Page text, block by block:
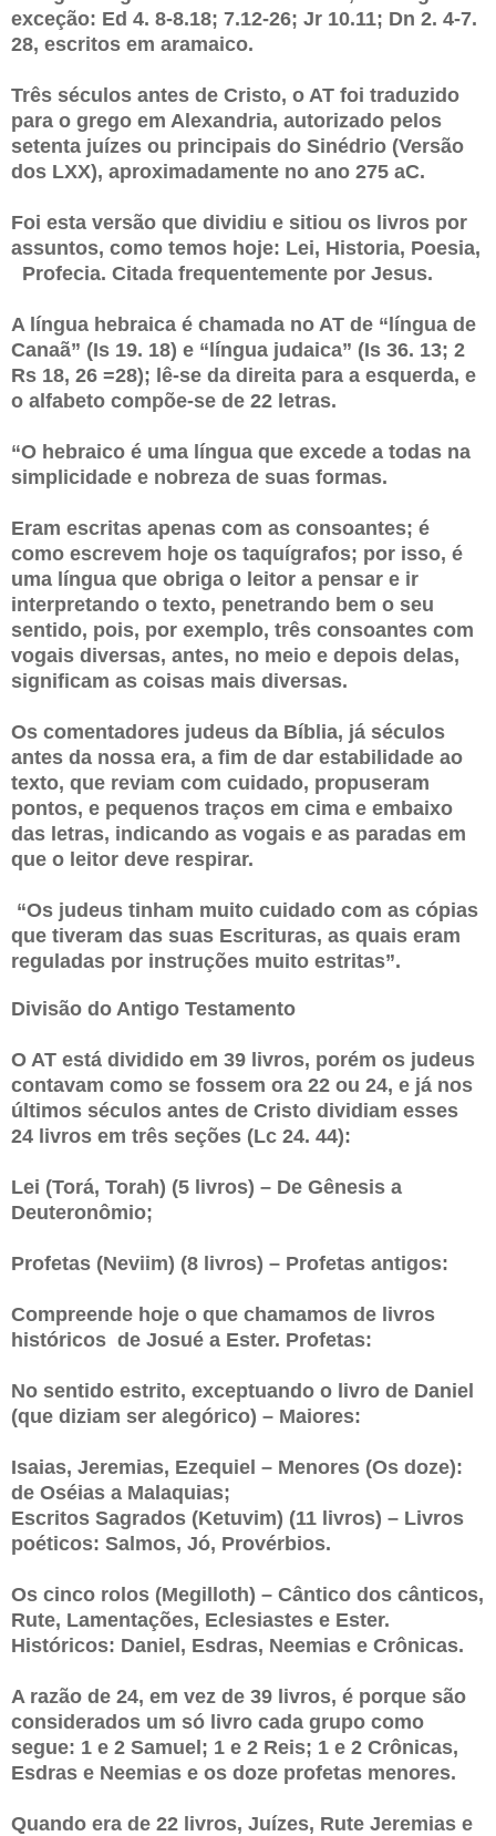
exceção: Ed 4. 8-8.18; 7.12-26; Jr 10.11; Dn 2. 4-7.
28, escritos em aramaico.
Três séculos antes de Cristo, o AT foi traduzido
para o grego em Alexandria, autorizado pelos
setenta juízes ou principais do Sinédrio (Versão
dos LXX), aproximadamente no ano 275 aC.
Foi esta versão que dividiu e sitiou os livros por
assuntos, como temos hoje: Lei, Historia, Poesia,
Profecia. Citada frequentemente por Jesus.
A língua hebraica é chamada no AT de “língua de
Canaã” (Is 19. 18) e “língua judaica” (Is 36. 13; 2
Rs 18, 26 =28); lê-se da direita para a esquerda, e
o alfabeto compõe-se de 22 letras.
“O hebraico é uma língua que excede a todas na
simplicidade e nobreza de suas formas.
Eram escritas apenas com as consoantes; é
como escrevem hoje os taquígrafos; por isso, é
uma língua que obriga o leitor a pensar e ir
interpretando o texto, penetrando bem o seu
sentido, pois, por exemplo, três consoantes com
vogais diversas, antes, no meio e depois delas,
significam as coisas mais diversas.
Os comentadores judeus da Bíblia, já séculos
antes da nossa era, a fim de dar estabilidade ao
texto, que reviam com cuidado, propuseram
pontos, e pequenos traços em cima e embaixo
das letras, indicando as vogais e as paradas em
que o leitor deve respirar.
“Os judeus tinham muito cuidado com as cópias
que tiveram das suas Escrituras, as quais eram
reguladas por instruções muito estritas”.
Divisão do Antigo Testamento
O AT está dividido em 39 livros, porém os judeus
contavam como se fossem ora 22 ou 24, e já nos
últimos séculos antes de Cristo dividiam esses
24 livros em três seções (Lc 24. 44):
Lei (Torá, Torah) (5 livros) – De Gênesis a
Deuteronômio;
Profetas (Neviim) (8 livros) – Profetas antigos:
Compreende hoje o que chamamos de livros
históricos de Josué a Ester. Profetas:
No sentido estrito, exceptuando o livro de Daniel
(que diziam ser alegórico) – Maiores:
Isaias, Jeremias, Ezequiel – Menores (Os doze):
de Oséias a Malaquias;
Escritos Sagrados (Ketuvim) (11 livros) – Livros
poéticos: Salmos, Jó, Provérbios.
Os cinco rolos (Megilloth) – Cântico dos cânticos,
Rute, Lamentações, Eclesiastes e Ester.
Históricos: Daniel, Esdras, Neemias e Crônicas.
A razão de 24, em vez de 39 livros, é porque são
considerados um só livro cada grupo como
segue: 1 e 2 Samuel; 1 e 2 Reis; 1 e 2 Crônicas,
Esdras e Neemias e os doze profetas menores.
Quando era de 22 livros, Juízes, Rute Jeremias e